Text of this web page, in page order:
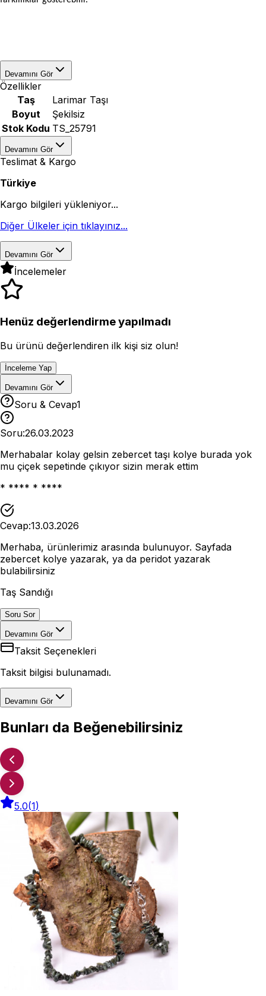
Devamını Gör
Özellikler
Taş
Larimar Taşı
Boyut
Şekilsiz
Stok Kodu TS_25791
Devamını Gör
Teslimat & Kargo
Türkiye
Kargo bilgileri yükleniyor...
Diğer Ülkeler için tıklayınız...
Devamını Gör
İncelemeler
Henüz değerlendirme yapılmadı
Bu ürünü değerlendiren ilk kişi siz olun!
İnceleme Yap
Devamını Gör
Soru & Cevap1
Soru:26.03.2023
Merhabalar kolay gelsin zebercet taşı kolye burada yok
mu çiçek sepetinde çıkıyor sizin merak ettim
* **** * ****
Cevap:13.03.2026
Merhaba, ürünlerimiz arasında bulunuyor. Sayfada
zebercet kolye yazarak, ya da peridot yazarak
bulabilirsiniz
Taş Sandığı
Soru Sor
Devamını Gör
Taksit Seçenekleri
Taksit bilgisi bulunamadı.
Devamını Gör
Bunları da Beğenebilirsiniz
5.0(1)